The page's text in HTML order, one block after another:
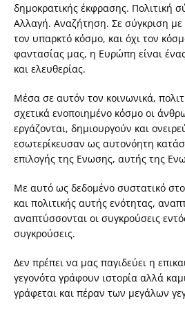
δημοκρατικής έκφρασης. Πολιτική
Αλλαγή. Αναζήτηση. Σε σύγκριση
τον υπαρκτό κόσμο, και όχι τον
φαντασίας μας, η Ευρώπη είναι
και ελευθερίας.
Μέσα σε αυτόν τον κοινωνικά,
σχετικά ενοποιημένο κόσμο οι
εργάζονται, δημιουργούν και
εσωτερίκευσαν ως αυτονόητη
επιλογής της Ενωσης, αυτής της
Με αυτό ως δεδομένο συστατικό
και πολιτικής αυτής ενότητας,
αναπτύσσονται οι συγκρούσεις
συγκρούσεις.
Δεν πρέπει να μας παγιδεύει η
γεγονότα γράφουν ιστορία αλλά
γράφεται και πέραν των μεγάλων